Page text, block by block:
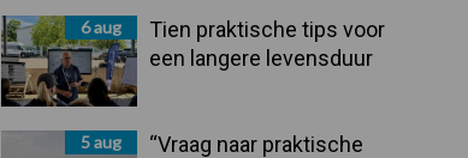
6 aug
Tien praktische tips voor
een langere levensduur
5 aug
“Vraag naar praktische